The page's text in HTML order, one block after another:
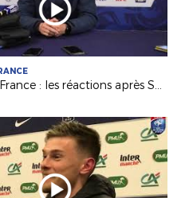
Coupe de France : les réactions après Saumur-Toulouse !